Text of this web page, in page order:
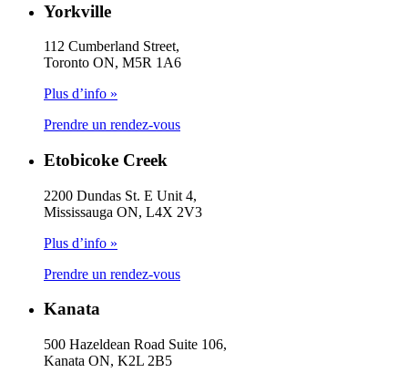
Yorkville
112 Cumberland Street,
Toronto ON, M5R 1A6
Plus d’info »
Prendre un rendez-vous
Etobicoke Creek
2200 Dundas St. E Unit 4,
Mississauga ON, L4X 2V3
Plus d’info »
Prendre un rendez-vous
Kanata
500 Hazeldean Road Suite 106,
Kanata ON, K2L 2B5